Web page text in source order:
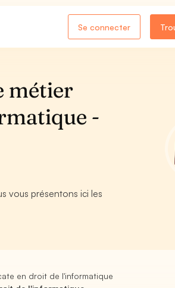
Se connecter
métier
-
vous présentons ici les
en droit de l'informatique